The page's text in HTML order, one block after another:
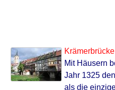
Mit Häusern
Jahr 1325
als die